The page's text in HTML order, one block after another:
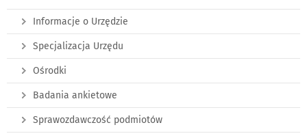
Informacje o Urzędzie
Specjalizacja Urzędu
Ośrodki
Badania ankietowe
Sprawozdawczość podmiotów